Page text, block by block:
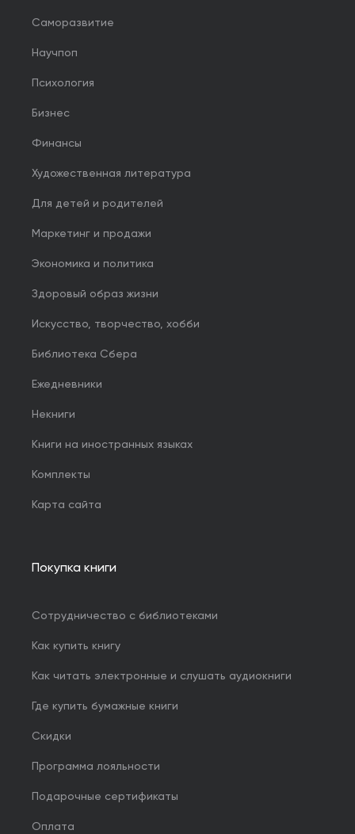
Саморазвитие
Научпоп
Психология
Бизнес
Финансы
Художественная литература
Для детей и родителей
Маркетинг и продажи
Экономика и политика
Здоровый образ жизни
Искусство, творчество, хобби
Библиотека Сбера
Ежедневники
Некниги
Книги на иностранных языках
Комплекты
Карта сайта
Покупка книги
Сотрудничество с библиотеками
Как купить книгу
Как читать электронные и слушать аудиокниги
Где купить бумажные книги
Скидки
Программа лояльности
Подарочные сертификаты
Оплата